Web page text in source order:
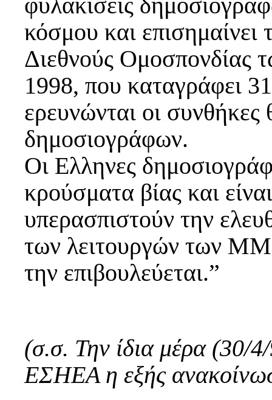
κόσμου και επισημαίνει
Διεθνούς Ομοσπονδίας
1998, που καταγράφει
ερευνώνται οι
δημοσιογράφων.
Οι Ελληνες
κρούσματα βίας και
υπερασπιστούν την
των λειτουργών των
την επιβουλεύεται.”
(σ.σ. Την ίδια μέρα (30/
ΕΣΗΕΑ η εξής